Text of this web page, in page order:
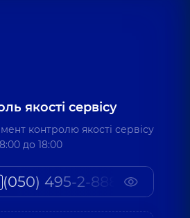
якості сервісу
контролю якості сервісу
до 18:00
(050) 495-2-888